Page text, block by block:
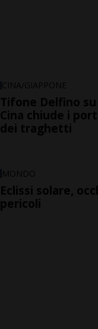
CINA/GIAPPONE
Tifone Delfino
Cina chiude i
dei traghetti
MONDO
Eclissi solare,
pericoli